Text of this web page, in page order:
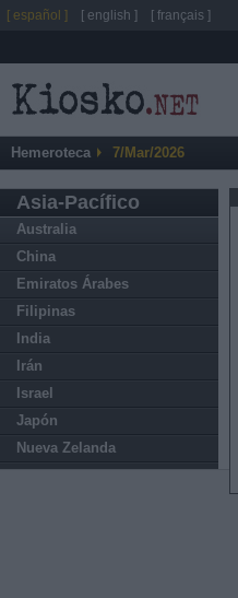
Hemeroteca 7/Mar/2026
Asia-Pacífico
Australia
China
Emiratos Árabes
Filipinas
India
Irán
Israel
Japón
Nueva Zelanda
[ español ] [ english ] [ français ]